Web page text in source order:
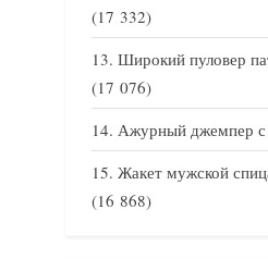
(17 332)
Широкий пуловер
(17 076)
Ажурный джемпер с
Жакет мужской
(16 868)